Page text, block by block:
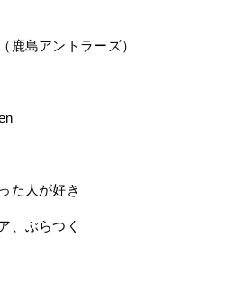
鹿島アントラーズ）
た人が好き
、ぶらつく